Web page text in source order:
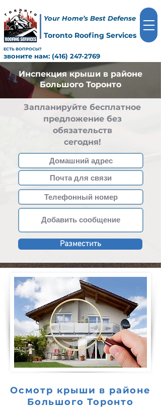
Toronto Roofing Services
звоните нам: (416) 247-2769
ЕСТЬ ВОПРОСЫ?
Your Home’s Best Defense
Инспекция крыши в районе
Большого Торонто
Запланируйте бесплатное
предложение без
обязательств
сегодня!
Разместить
Осмотр крыши в районе
Большого Торонто